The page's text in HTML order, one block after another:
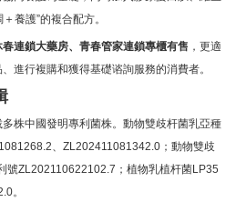
養護”的複合配方。
連鎖大藥房、青春管家連鎖專櫃有售 ，更適
進行複購和獲得基礎谘詢服務的消費者。
多株中國發明專利菌株。動物雙歧杆菌乳亞種
、ZL202411081342.0；動物雙歧
號ZL202110622102.7；植物乳植杆菌LP35
。